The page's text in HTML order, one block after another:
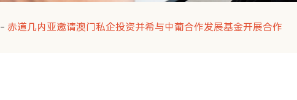
-赤道几内亚邀请澳门私企投资并希与中葡合作发展基金开展合作